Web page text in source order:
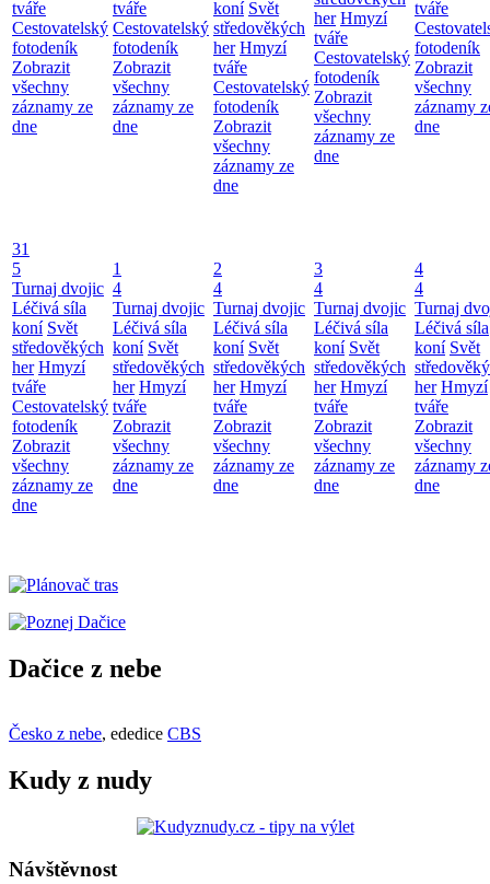
tváře
Cestovatelský
fotodeník
Zobrazit
všechny
záznamy ze
dne
tváře
Cestovatelský
fotodeník
Zobrazit
všechny
záznamy ze
dne
koní Svět
středověkých
her Hmyzí
tváře
Cestovatelský
fotodeník
Zobrazit
všechny
záznamy ze
dne
her Hmyzí
tváře
Cestovatelský
fotodeník
Zobrazit
všechny
záznamy ze
dne
tváře
fotodeník
Zobrazit
všechny
záznamy
dne
31
5
Turnaj dvojic
Léčivá síla
koní Svět
středověkých
her Hmyzí
tváře
Cestovatelský
fotodeník
Zobrazit
všechny
záznamy ze
dne
1
4
Turnaj dvojic
Léčivá síla
koní Svět
středověkých
her Hmyzí
tváře
Zobrazit
všechny
záznamy ze
dne
2
4
Turnaj dvojic
Léčivá síla
koní Svět
středověkých
her Hmyzí
tváře
Zobrazit
všechny
záznamy ze
dne
3
4
Turnaj dvojic
Léčivá síla
koní Svět
středověkých
her Hmyzí
tváře
Zobrazit
všechny
záznamy ze
dne
4
4
Turnaj
Léčivá síla
koní Svět
her Hmyzí
tváře
Zobrazit
všechny
záznamy
dne
Dačice z nebe
Česko z nebe, ededice CBS
Kudy z nudy
Návštěvnost